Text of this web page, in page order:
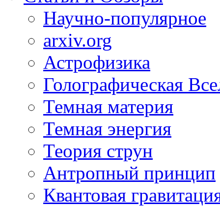
Научно-популярное
arxiv.org
Астрофизика
Голографическая
Темная материя
Темная энергия
Теория струн
Антропный принцип
Квантовая